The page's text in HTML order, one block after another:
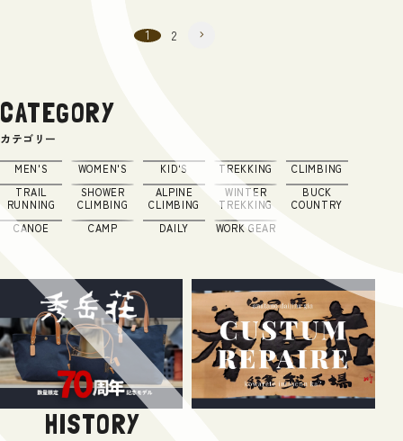
1 2
CATEGORY
カテゴリー
MEN'S WOMEN'S KID'S TREKKING
CLIMBING
TRAIL
RUNNING
SHOWER
CLIMBING
ALPINE
CLIMBING
WINTER
TREKKING
BUCK
COUNTRY
CANOE
CAMP DAILY WORK GEAR
HISTORY